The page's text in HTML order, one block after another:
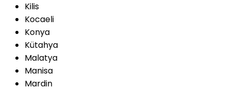
Kilis
Kocaeli
Konya
Kütahya
Malatya
Manisa
Mardin